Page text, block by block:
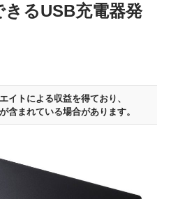
きるUSB充電器発
イトによる収益を得ており、
含まれている場合があります。